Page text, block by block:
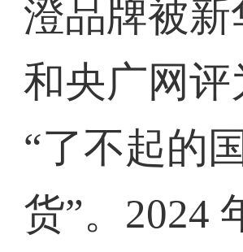
澄品牌被新
和央广网评
“了不起的国
货”。2024